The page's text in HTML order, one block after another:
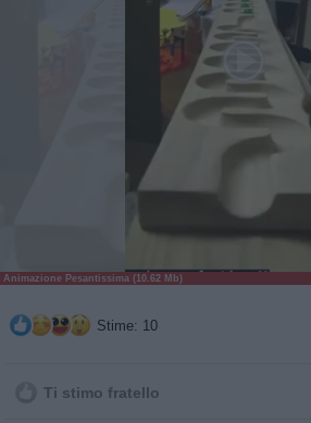
Animazione Pesantissima (10.62 Mb)
Stime: 10
Ti stimo fratello